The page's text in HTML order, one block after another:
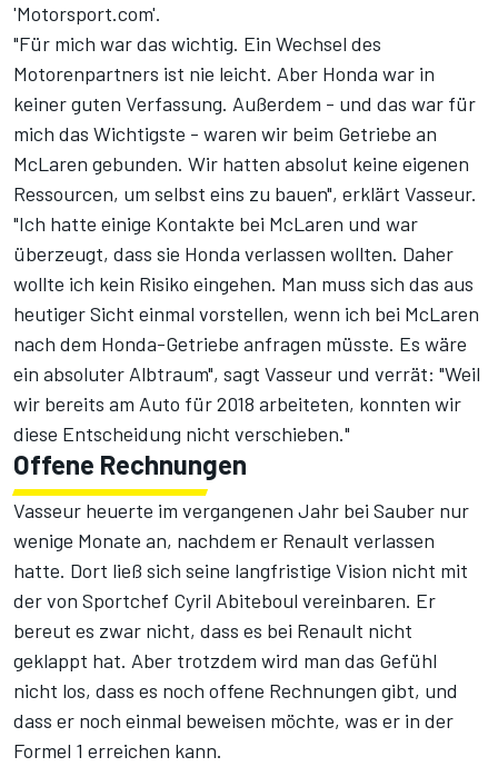
'Motorsport.com'.
"Für mich war das wichtig. Ein Wechsel des
Motorenpartners ist nie leicht. Aber Honda war in
keiner guten Verfassung. Außerdem - und das war für
mich das Wichtigste - waren wir beim Getriebe an
McLaren gebunden. Wir hatten absolut keine eigenen
Ressourcen, um selbst eins zu bauen", erklärt Vasseur.
"Ich hatte einige Kontakte bei McLaren und war
überzeugt, dass sie Honda verlassen wollten. Daher
wollte ich kein Risiko eingehen. Man muss sich das aus
heutiger Sicht einmal vorstellen, wenn ich bei McLaren
nach dem Honda-Getriebe anfragen müsste. Es wäre
ein absoluter Albtraum", sagt Vasseur und verrät: "Weil
wir bereits am Auto für 2018 arbeiteten, konnten wir
diese Entscheidung nicht verschieben."
Offene Rechnungen
Vasseur heuerte im vergangenen Jahr bei Sauber nur
wenige Monate an, nachdem er Renault verlassen
hatte. Dort ließ sich seine langfristige Vision nicht mit
der von Sportchef Cyril Abiteboul vereinbaren. Er
bereut es zwar nicht, dass es bei Renault nicht
geklappt hat. Aber trotzdem wird man das Gefühl
nicht los, dass es noch offene Rechnungen gibt, und
dass er noch einmal beweisen möchte, was er in der
Formel 1 erreichen kann.